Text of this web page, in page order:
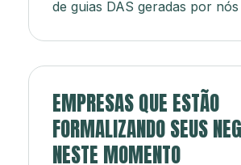
de guias DAS geradas por nós
EMPRESAS QUE ESTÃO
FORMALIZANDO SEUS
NESTE MOMENTO